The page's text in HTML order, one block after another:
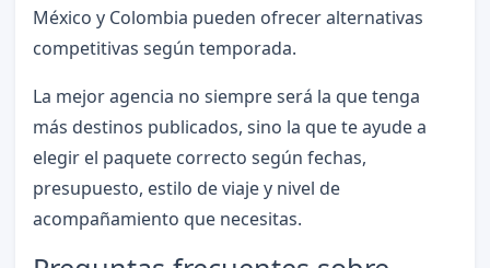
México y Colombia pueden ofrecer alternativas
competitivas según temporada.
La mejor agencia no siempre será la que tenga
más destinos publicados, sino la que te ayude a
elegir el paquete correcto según fechas,
presupuesto, estilo de viaje y nivel de
acompañamiento que necesitas.